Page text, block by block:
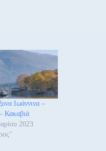
Ιωάννινα –
Κακαβιά
2023